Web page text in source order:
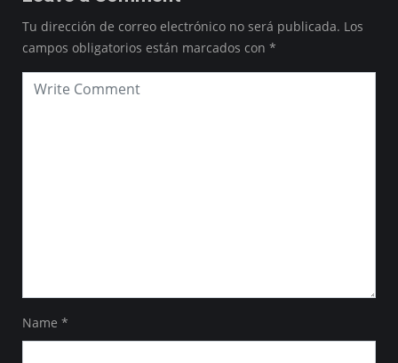
Tu dirección de correo electrónico no será publicada. Los
campos obligatorios están marcados con *
Name *